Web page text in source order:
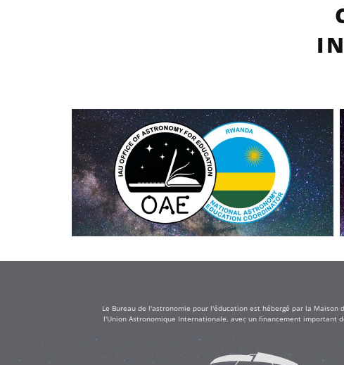
Le Bureau de l'astronomie pour l'éducation est hébergé par la
l'Union Astronomique Internationale, avec un financement important